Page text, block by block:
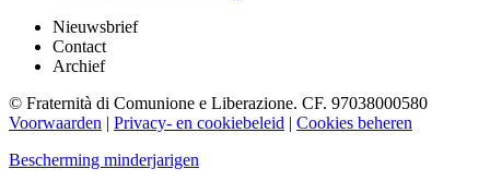
Nieuwsbrief
Contact
Archief
© Fraternità di Comunione e Liberazione. CF. 97038000580
Voorwaarden | Privacy- en cookiebeleid | Cookies beheren
Bescherming minderjarigen